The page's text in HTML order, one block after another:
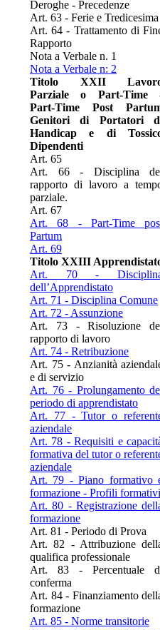
Deroghe - Precedenze
Art. 63 - Ferie e Tredicesima
Art. 64 - Trattamento di
Rapporto
Nota a Verbale n. 1
Nota a Verbale n: 2
Titolo XXII
Parziale o Part-Time
Part-Time Post
Genitori di Portatori
Handicap e di
Dipendenti
Art. 65
Art. 66 - Disciplina
rapporto di lavoro a
parziale.
Art. 67
Art. 68 - Part-Time
Partum
Art. 69
Titolo XXIII
Art. 70 -
dell’Apprendistato
Art. 71 - Disciplina Comune
Art. 72 - Assunzione
Art. 73 - Risoluzione
rapporto di lavoro
Art. 74 - Retribuzione
Art. 75 - Anzianità
e di servizio
Art. 76 - Prolungamento
periodo di apprendistato
Art. 77 - Tutor o
aziendale
Art. 78 - Requisiti e
formativa del tutor o
aziendale
Art. 79 - Piano formativo
formazione - Profili formativi
Art. 80 - Registrazione
formazione
Art. 81 - Periodo di Prova
Art. 82 - Attribuzione
qualifica professionale
Art. 83 - Percentuale
conferma
Art. 84 - Finanziamento
formazione
Art. 85 - Norme transitorie